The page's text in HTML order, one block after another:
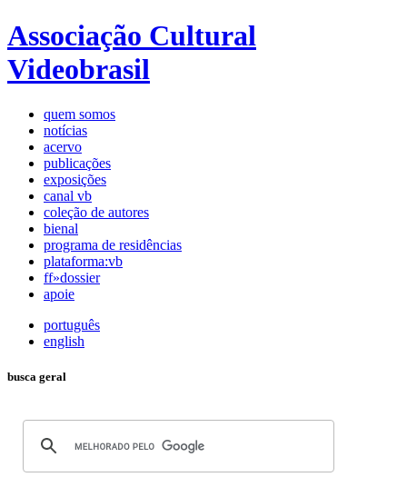
Associação Cultural
Videobrasil
quem somos
notícias
acervo
publicações
exposições
canal vb
coleção de autores
bienal
programa de residências
plataforma:vb
ff»dossier
apoie
português
english
busca geral